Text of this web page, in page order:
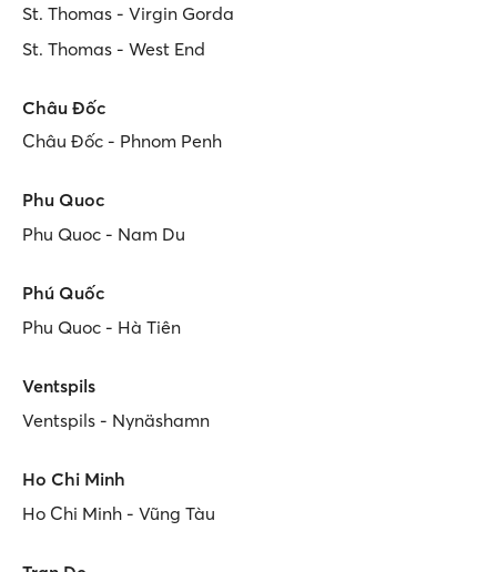
St. Thomas - Virgin Gorda
St. Thomas - West End
Châu Đốc
Châu Đốc - Phnom Penh
Phu Quoc
Phu Quoc - Nam Du
Phú Quốc
Phu Quoc - Hà Tiên
Ventspils
Ventspils - Nynäshamn
Ho Chi Minh
Ho Chi Minh - Vũng Tàu